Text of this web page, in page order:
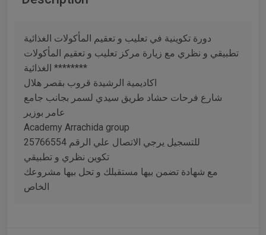
دورة تكوينية في تعليب و تعقيم المأكولات الغذائية
تطبيقي و نظري مع زيارة مركز تعليب و تعقيم المأكولات
الغذائية ********
اكاديمية الرشيدة قروب بقصر هلال
شارع فرحات حشاد طريق سيدي لسمر بجانب جامع
عامر بوزير
Academy Arrachida group
للتسجيل يرجي الاتصال علي الرقم 25766554
تكوين نظري و تطبيقي
مع شهادة تضمن بيها مستقبلك و تحل بيها مشروعك
الخاص